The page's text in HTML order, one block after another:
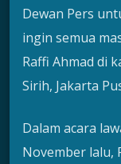
Dewan Pers
ingin semua
Raffi Ahmad di
Sirih, Jakarta
Dalam acara
November lalu,